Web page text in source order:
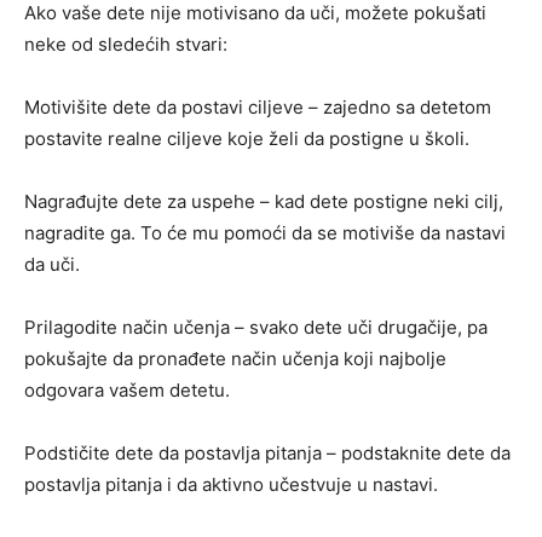
Ako vaše dete nije motivisano da uči, možete pokušati
neke od sledećih stvari:
Motivišite dete da postavi ciljeve – zajedno sa detetom
postavite realne ciljeve koje želi da postigne u školi.
Nagrađujte dete za uspehe – kad dete postigne neki cilj,
nagradite ga. To će mu pomoći da se motiviše da nastavi
da uči.
Prilagodite način učenja – svako dete uči drugačije, pa
pokušajte da pronađete način učenja koji najbolje
odgovara vašem detetu.
Podstičite dete da postavlja pitanja – podstaknite dete da
postavlja pitanja i da aktivno učestvuje u nastavi.